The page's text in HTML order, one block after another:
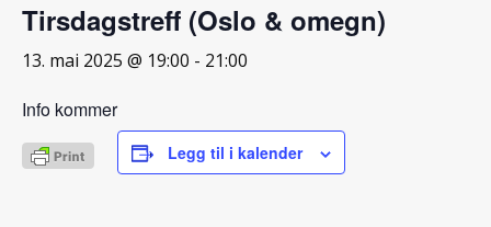
Tirsdagstreff (Oslo & omegn)
13. mai 2025 @ 19:00 - 21:00
Info kommer
Legg til i kalender